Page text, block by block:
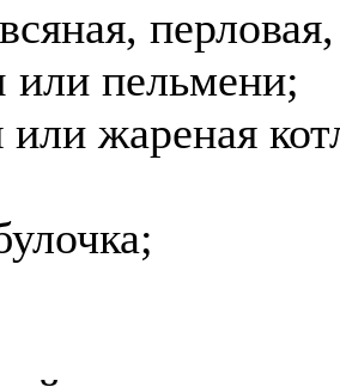
или пельмени;
или жареная